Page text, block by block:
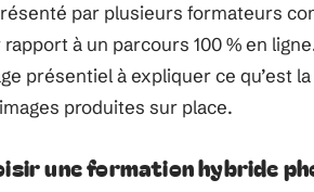
par plusieurs formateurs
à un parcours 100 % en
présentiel à expliquer ce qu’est
produites sur place.
une formation hybride